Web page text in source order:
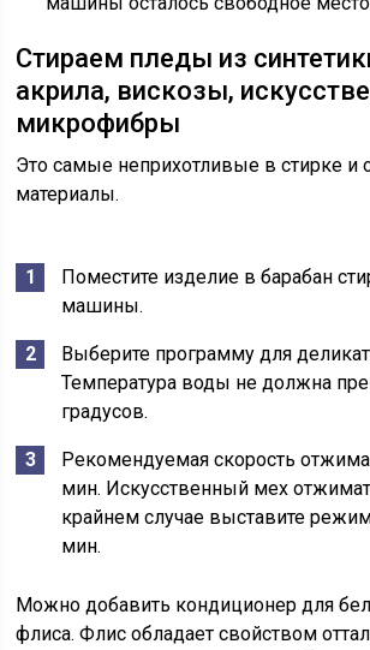
Стираем пледы из
акрила, вискозы,
микрофибры
Это самые неприхотливые в стирке и
материалы.
Поместите изделие в барабан
машины.
Выберите программу для
Температура воды не должна
градусов.
Рекомендуемая скорость
мин. Искусственный мех
крайнем случае выставите
мин.
Можно добавить кондиционер для
флиса. Флис обладает свойством